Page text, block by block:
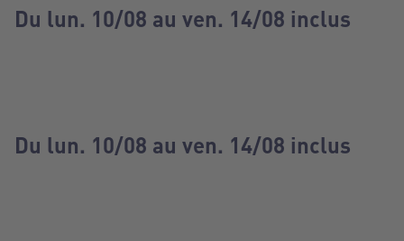
Du lun. 10/08 au ven. 14/08 inclus
Du lun. 10/08 au ven. 14/08 inclus